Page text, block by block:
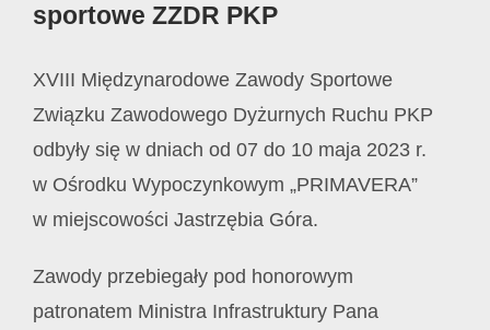
sportowe ZZDR PKP
XVIII Międzynarodowe Zawody Sportowe
Związku Zawodowego Dyżurnych Ruchu PKP
odbyły się w dniach od 07 do 10 maja 2023 r.
w Ośrodku Wypoczynkowym „PRIMAVERA”
w miejscowości Jastrzębia Góra.
Zawody przebiegały pod honorowym
patronatem Ministra Infrastruktury Pana